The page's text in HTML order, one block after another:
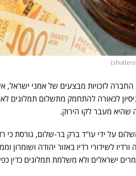
לזכויות מבצעים של אמני ישראל,
לכאורה להתחמק מתשלום תמלוגים
מעבר לקו הירוק.
על ידי עו"ד ברק בר-שלום, גורסת כי
ורדיו לשידורי רדיו באזור יהודה
ישראלים ולא משלמת תמלוגים כדין